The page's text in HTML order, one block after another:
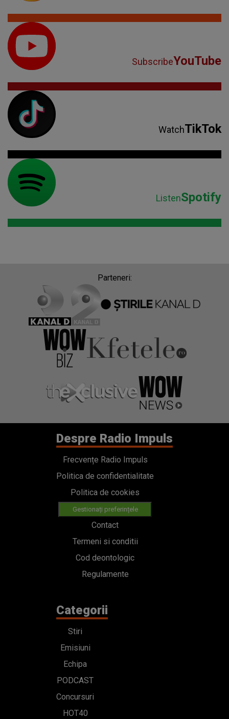
SubscribeYouTube
WatchTikTok
ListenSpotify
Parteneri:
Despre Radio Impuls
Frecvențe Radio Impuls
Politica de confidentialitate
Politica de cookies
Gestionați preferințele
Contact
Termeni si conditii
Cod deontologic
Regulamente
Categorii
Stiri
Emisiuni
Echipa
PODCAST
Concursuri
HOT40